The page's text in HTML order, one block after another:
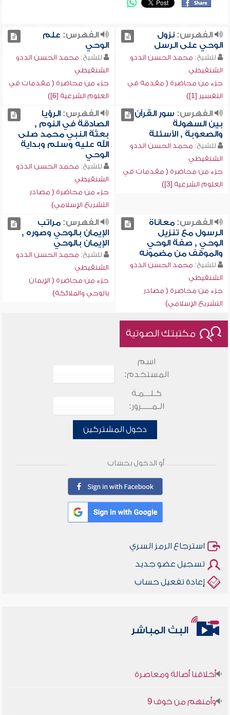
الفهرس:نزول
الوحي على الرسل
للشيخ: محمد الحسن الددو
الشنقيطي
جزء من محاضرة ( مقدمة في
التفسير [1])
الفهرس: علم
الوحي
للشيخ: محمد الحسن الددو
الشنقيطي
جزء من محاضرة ( مقدمات في
العلوم الشرعية [6])
الفهرس: سور القرآن
بين السهولة
والصعوبة , الأسئلة
للشيخ: محمد الحسن الددو
الشنقيطي
جزء من محاضرة ( مقدمات في
العلوم الشرعية [3])
الفهرس:الرؤيا
الصادقة في النوم ,
بعثة النبي محمد صلى
الله عليه وسلم وبداية
الوحي
للشيخ: محمد الحسن الددو
الشنقيطي
جزء من محاضرة ( مصادر
التشريع الإسلامي)
الفهرس:معاناة
الرسول مع تنزيل
الوحي , صفة الوحي
والموقف من مضمونه
للشيخ: محمد الحسن الددو
الشنقيطي
جزء من محاضرة ( مصادر
التشريع الإسلامي)
الفهرس:مراتب
الإيمان بالوحي وصوره ,
الإيمان بالوحي
للشيخ: محمد الحسن الددو
الشنقيطي
جزء من محاضرة ( الإيمان
بالوحي والملائكة)
مكتبتك الصوتية
اسم
المستخدم:
كـلـــمـة
الـمـــــرور:
دخول المشتركين
أو الدخول بحساب
استرجاع الرمز السري
تسجيل عضو جديد
إعادة تفعيل حساب
البث المباشر
أخلاقنا أصالة ومعاصرة
وأمنهم من خوف 9